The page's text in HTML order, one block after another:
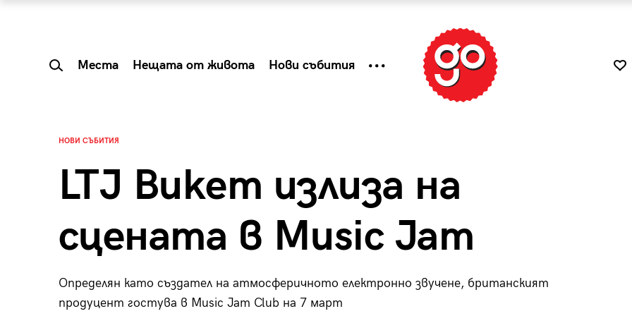
Места Нещата от живота Нови събития
НОВИ СЪБИТИЯ
LTJ Bukem излиза на
сцената в Music Jam
Определян като създател на атмосферичното електронно звучене, британският
продуцент гостува в Music Jam Club на 7 март
Summer Prelude: как
Tender is the Wine – Какво